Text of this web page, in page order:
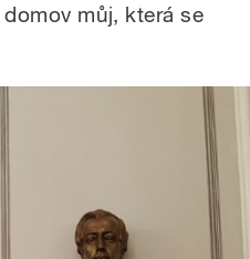
můj, která se